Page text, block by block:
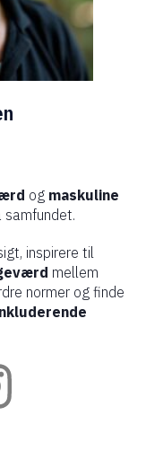
og maskuline
samfundet.
inspirere til
mellem
normer og finde